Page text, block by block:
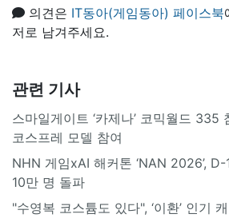
의견은 IT동아(게임동아) 페이스북
저로 남겨주세요.
관련 기사
스마일게이트 ‘카제나’ 코믹월드 335
코스프레 모델 참여
NHN 게임xAI 해커톤 ‘NAN 2026’,
10만 명 돌파
"수영복 코스튬도 있다", ‘이환’ 인기